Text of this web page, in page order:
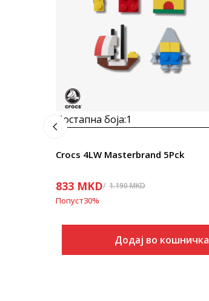
Достапна боја:1
Crocs 4LW Masterbrand 5Pck
833 MKD 1.190MKD
Попуст30%
Додај во кошничка